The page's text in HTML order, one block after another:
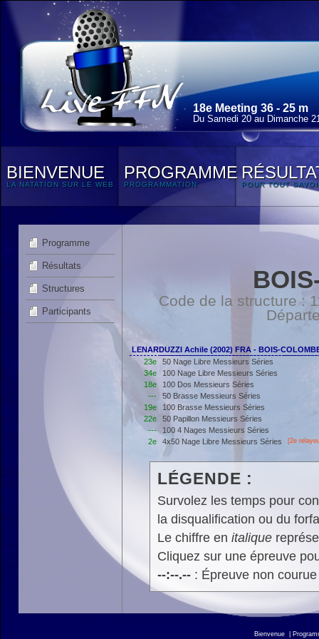
18e Meeting 36 - 25 m
Du Samedi 20 au Dimanche
BIENVENUE
LA NATATION SUR LE WEB
PROGRAMME
PROGRAMMATION POUR TOUT
Programme
Résultats
Structures
Participants
Code de la structure :
LENARDUZZI Achile (2002) FRA - BOIS-
23e
50 Nage Libre Messieurs Séries
34e
100 Nage Libre Messieurs Séries
18e
100 Dos Messieurs Séries
---
50 Brasse Messieurs Séries
19e
100 Brasse Messieurs Séries
22e
50 Papillon Messieurs Séries
---
100 4 Nages Messieurs Séries
2e
4x50 Nage Libre Messieurs Séries [2e
LÉGENDE :
Survolez les temps pour
la disqualification ou du
Le chiffre en italique
Cliquez sur une épreuve
--:--.--: Épreuve non
Bienvenue